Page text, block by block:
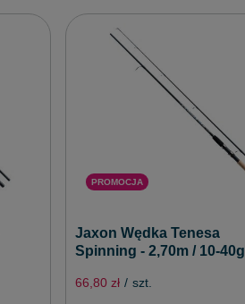
PROMOCJA
Jaxon Wędka Tenesa
Spinning - 2,70m / 10-40g
66,80 zł / szt.